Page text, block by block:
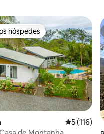
preferidos dos hóspedes
hóspedes
5 de uma
5 (116)